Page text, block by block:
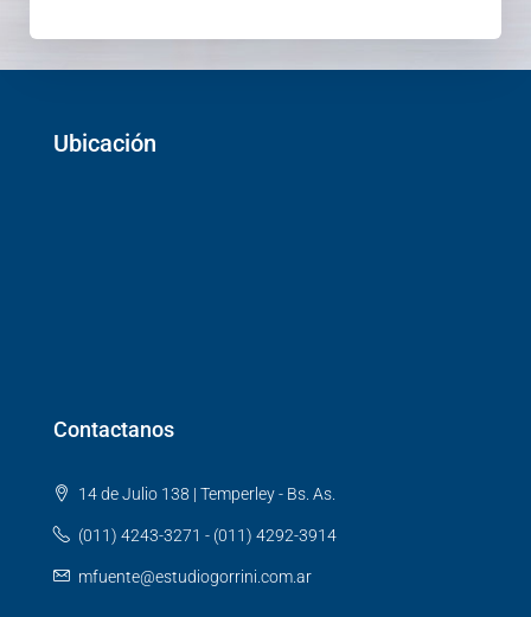
Ubicación
Contactanos
14 de Julio 138 | Temperley - Bs. As.
(011) 4243-3271 - (011) 4292-3914
mfuente@estudiogorrini.com.ar